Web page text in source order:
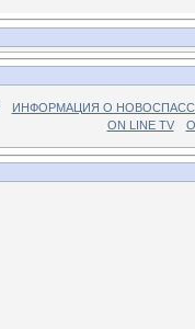
ИНФОРМАЦИЯ О
ON LINE TV